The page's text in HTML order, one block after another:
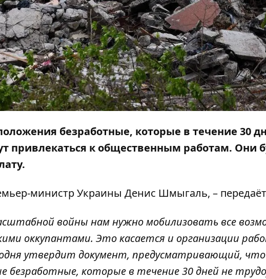
безработные, которые в течение 30
привлекаться к общественным работам. Они
министр Украины Денис Шмыгаль, – передаёт
войны нам нужно мобилизовать все
оккупантами. Это касается и организации
утвердит документ, предусматривающий,
безработные, которые в течение 30 дней не